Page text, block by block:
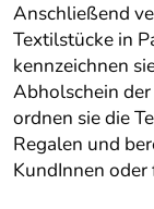
Anschließend
Textilstücke in
kennzeichnen
Abholschein
ordnen sie die
Regalen und
KundInnen